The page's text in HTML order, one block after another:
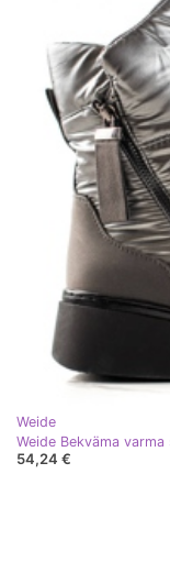
Weide
Weide Bekväma
54,24 €